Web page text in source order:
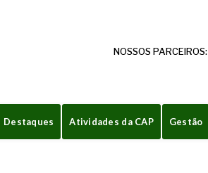
NOSSOS PARCEIROS:
Destaques Atividades da CAP Gestão